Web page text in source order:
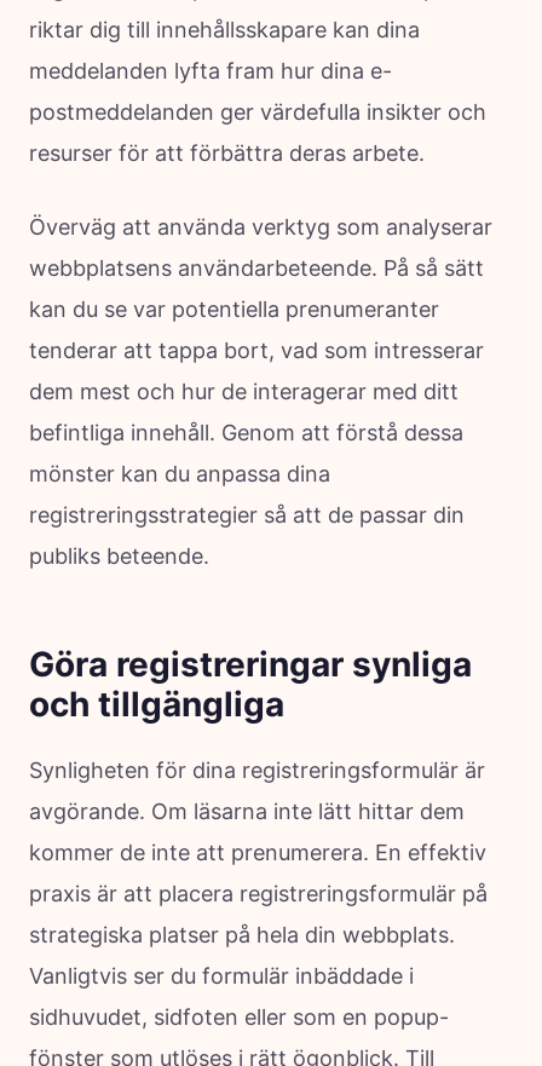
riktar dig till innehållsskapare kan dina
meddelanden lyfta fram hur dina e-
postmeddelanden ger värdefulla insikter och
resurser för att förbättra deras arbete.
Överväg att använda verktyg som analyserar
webbplatsens användarbeteende. På så sätt
kan du se var potentiella prenumeranter
tenderar att tappa bort, vad som intresserar
dem mest och hur de interagerar med ditt
befintliga innehåll. Genom att förstå dessa
mönster kan du anpassa dina
registreringsstrategier så att de passar din
publiks beteende.
Göra registreringar synliga
och tillgängliga
Synligheten för dina registreringsformulär är
avgörande. Om läsarna inte lätt hittar dem
kommer de inte att prenumerera. En effektiv
praxis är att placera registreringsformulär på
strategiska platser på hela din webbplats.
Vanligtvis ser du formulär inbäddade i
sidhuvudet, sidfoten eller som en popup-
fönster som utlöses i rätt ögonblick. Till